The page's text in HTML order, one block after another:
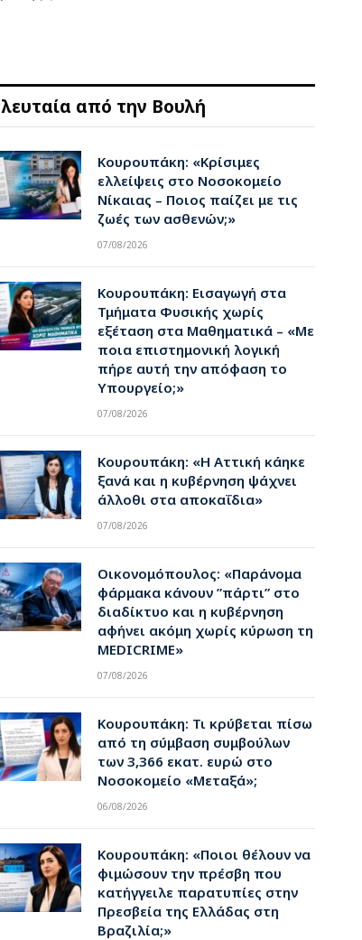
από την Βουλή
Κουρουπάκη: «Κρίσιμες
ελλείψεις στο Νοσοκομείο
Νίκαιας – Ποιος παίζει με τις
ζωές των ασθενών;»
07/08/2026
Κουρουπάκη: Εισαγωγή στα
Τμήματα Φυσικής χωρίς
εξέταση στα Μαθηματικά – «Με
ποια επιστημονική λογική
πήρε αυτή την απόφαση το
Υπουργείο;»
07/08/2026
Κουρουπάκη: «Η Αττική κάηκε
ξανά και η κυβέρνηση ψάχνει
άλλοθι στα αποκαΐδια»
07/08/2026
Οικονομόπουλος: «Παράνομα
φάρμακα κάνουν ”πάρτι” στο
διαδίκτυο και η κυβέρνηση
αφήνει ακόμη χωρίς κύρωση τη
MEDICRIME»
07/08/2026
Κουρουπάκη: Τι κρύβεται πίσω
από τη σύμβαση συμβούλων
των 3,366 εκατ. ευρώ στο
Νοσοκομείο «Μεταξά»;
06/08/2026
Κουρουπάκη: «Ποιοι θέλουν να
φιμώσουν την πρέσβη που
κατήγγειλε παρατυπίες στην
Πρεσβεία της Ελλάδας στη
Βραζιλία;»